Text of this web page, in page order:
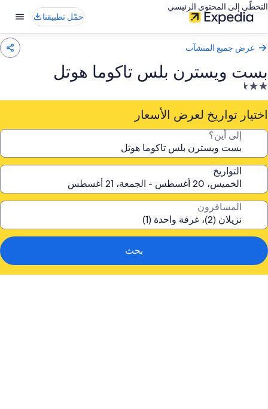
التخطّي إلى المحتوى الرئيسي
حمّل تطبيقنا
عرض جميع المنشآت
بست ويسترن بلس تاكوما هوتل
منشأة
فندقية
مصنفة
2.5
اختيار تواريخ لعرض الأسعار
إلى أين؟
التواريخ
المسافرون
بحث